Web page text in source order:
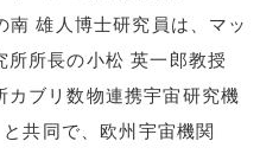
南 雄人博士研究員は、マッ
所所長の小松 英一郎教授
カブリ数物連携宇宙研究機
共同で、欧州宇宙機関